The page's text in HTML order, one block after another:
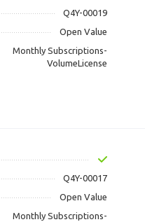
Q4Y-00019
Open Value
Monthly Subscriptions-
VolumeLicense
Q4Y-00017
Open Value
Monthly Subscriptions-